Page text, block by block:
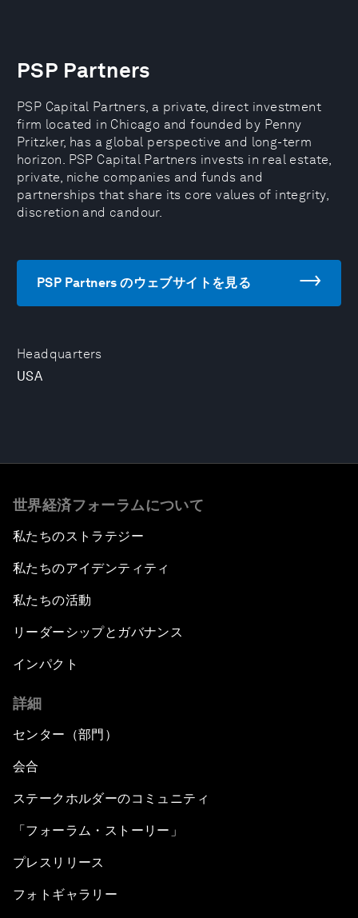
Headquarters
USA
PSP Partners
PSP Capital Partners, a private, direct investment
firm located in Chicago and founded by Penny
Pritzker, has a global perspective and long-term
horizon. PSP Capital Partners invests in real estate,
private, niche companies and funds and
partnerships that share its core values of integrity,
discretion and candour.
PSP Partners のウェブサイトを見る
世界経済フォーラムについて
私たちのストラテジー
私たちのアイデンティティ
私たちの活動
リーダーシップとガバナンス
インパクト
詳細
センター（部門）
会合
ステークホルダーのコミュニティ
「フォーラム・ストーリー」
プレスリリース
フォトギャラリー